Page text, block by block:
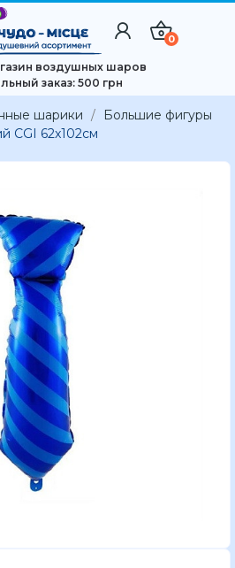
0
воздушных шаров
заказ: 500 грн
шарики
Большие фигуры
CGI 62x102см